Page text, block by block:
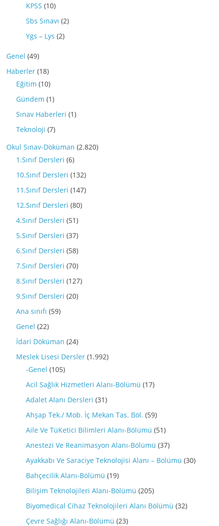
KPSS (10)
Sbs Sınavı (2)
Ygs – Lys (2)
Genel (49)
Haberler (18)
Eğitim (10)
Gündem (1)
Sınav Haberleri (1)
Teknoloji (7)
Okul Sınav-Döküman (2.820)
1.Sınıf Dersleri (6)
10.Sınıf Dersleri (132)
11.Sınıf Dersleri (147)
12.Sınıf Dersleri (80)
4.Sınıf Dersleri (51)
5.Sınıf Dersleri (37)
6.Sınıf Dersleri (58)
7.Sınıf Dersleri (70)
8.Sınıf Dersleri (127)
9.Sınıf Dersleri (20)
Ana sınıfı (59)
Genel (22)
İdari Döküman (24)
Meslek Lisesi Dersler (1.992)
-Genel (105)
Acil Sağlık Hizmetleri Alanı-Bölümü (17)
Adalet Alanı Dersleri (31)
Ahşap Tek./ Mob. İç Mekan Tas. Böl. (59)
Aile Ve TüKetici Bilimleri Alanı-Bölümü (51)
Anestezi Ve Reanimasyon Alanı-Bölümü (37)
Ayakkabı Ve Saraciye Teknolojisi Alanı – Bölümü (30)
Bahçecilik Alanı-Bölümü (19)
Bilişim Teknolojileri Alanı-Bölümü (205)
Biyomedical Cihaz Teknolojileri Alanı Bölümü (32)
Çevre Sağlığı Alanı-Bölümü (23)